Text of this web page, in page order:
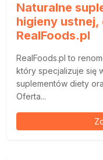
Naturalne
higieny ustnej,
RealFoods.pl
RealFoods.pl to
który specjalizuje się
suplementów diety
Oferta...